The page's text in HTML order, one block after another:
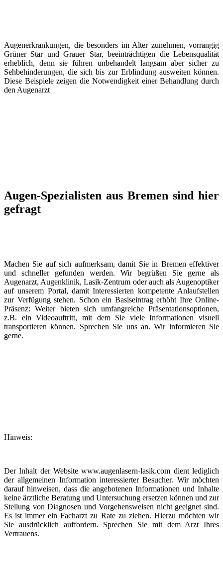
Augenerkrankungen, die besonders im Alter zunehmen, vorrangig
Grüner Star und Grauer Star, beeinträchtigen die Lebensqualität
erheblich, denn sie führen unbehandelt langsam aber sicher zu
Sehbehinderungen, die sich bis zur Erblindung ausweiten können.
Diese Beispiele zeigen die Notwendigkeit einer Behandlung durch
den Augenarzt
Augen-Spezialisten aus Bremen sind hier
gefragt
Machen Sie auf sich aufmerksam, damit Sie in Bremen effektiver
und schneller gefunden werden. Wir begrüßen Sie gerne als
Augenarzt, Augenklinik, Lasik-Zentrum oder auch als Augenoptiker
auf unserem Portal, damit Interessierten kompetente Anlaufstellen
zur Verfügung stehen. Schon ein Basiseintrag erhöht Ihre Online-
Präsenz: Weiter bieten sich umfangreiche Präsentationsoptionen,
z.B. ein Videoauftritt, mit dem Sie viele Informationen visuell
transportieren können. Sprechen Sie uns an. Wir informieren Sie
gerne.
Hinweis:
Der Inhalt der Website www.augenlasern-lasik.com dient lediglich
der allgemeinen Information interessierter Besucher. Wir möchten
darauf hinweisen, dass die angebotenen Informationen und Inhalte
keine ärztliche Beratung und Untersuchung ersetzen können und zur
Stellung von Diagnosen und Vorgehensweisen nicht geeignet sind.
Es ist immer ein Facharzt zu Rate zu ziehen. Hierzu möchten wir
Sie ausdrücklich auffordern. Sprechen Sie mit dem Arzt Ihres
Vertrauens.